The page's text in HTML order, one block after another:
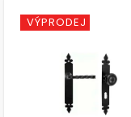
VÝPRODEJ